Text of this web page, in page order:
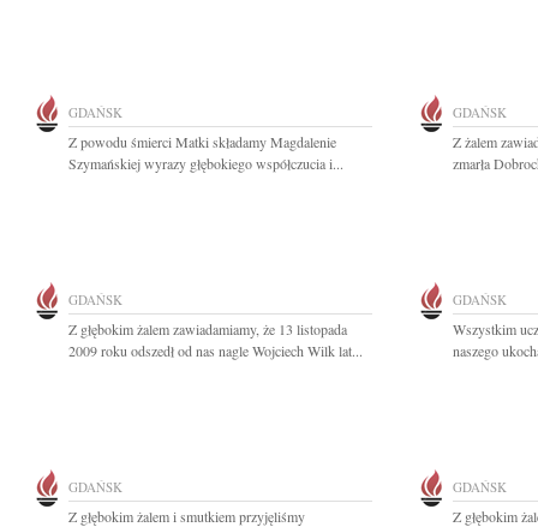
GDAŃSK
Z powodu śmierci Matki składamy Magdalenie
Szymańskiej wyrazy głębokiego współczucia i...
GDAŃSK
Z żalem
zmarła
GDAŃSK
Z głębokim żalem zawiadamiamy, że 13 listopada
2009 roku odszedł od nas nagle Wojciech Wilk lat...
GDAŃSK
Wszystkim
naszego
GDAŃSK
Z głębokim żalem i smutkiem przyjęliśmy
GDAŃSK
Z głębokim